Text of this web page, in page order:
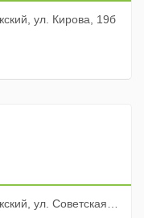
ул. Кирова, 19б
ул. Советская, 59а